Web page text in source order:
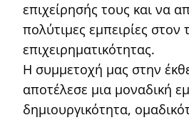
επιχείρησής τους και να
πολύτιμες εμπειρίες στον
επιχειρηματικότητας.
Η συμμετοχή μας στην
αποτέλεσε μια μοναδική
δημιουργικότητα,